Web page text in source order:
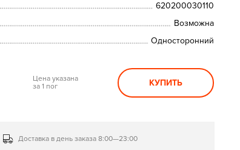
620200030110
Возможна
Односторонний
Цена указана
за 1 пог
КУПИТЬ
Доставка в день заказа 8:00—23:00